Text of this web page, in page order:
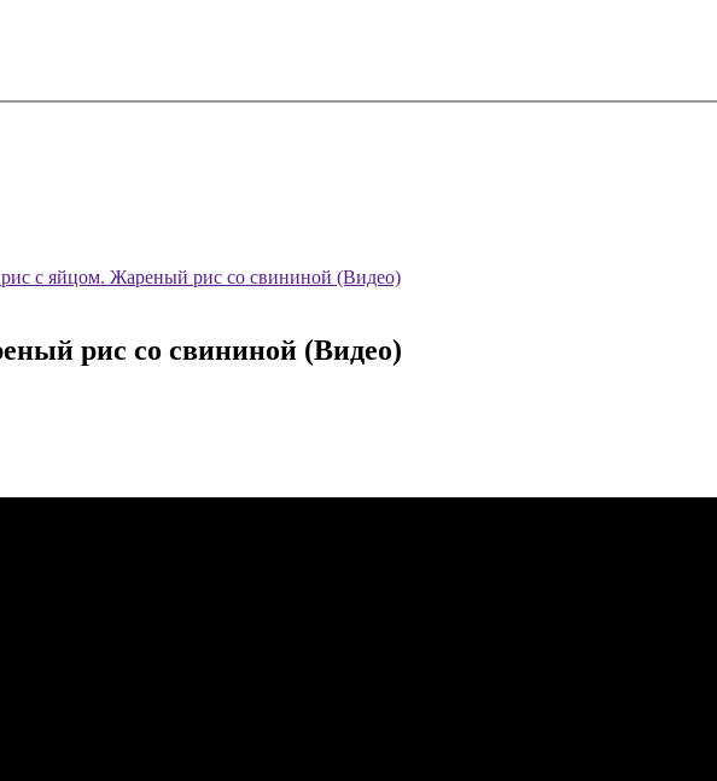
с яйцом. Жареный рис со свининой (Видео)
рис со свининой (Видео)